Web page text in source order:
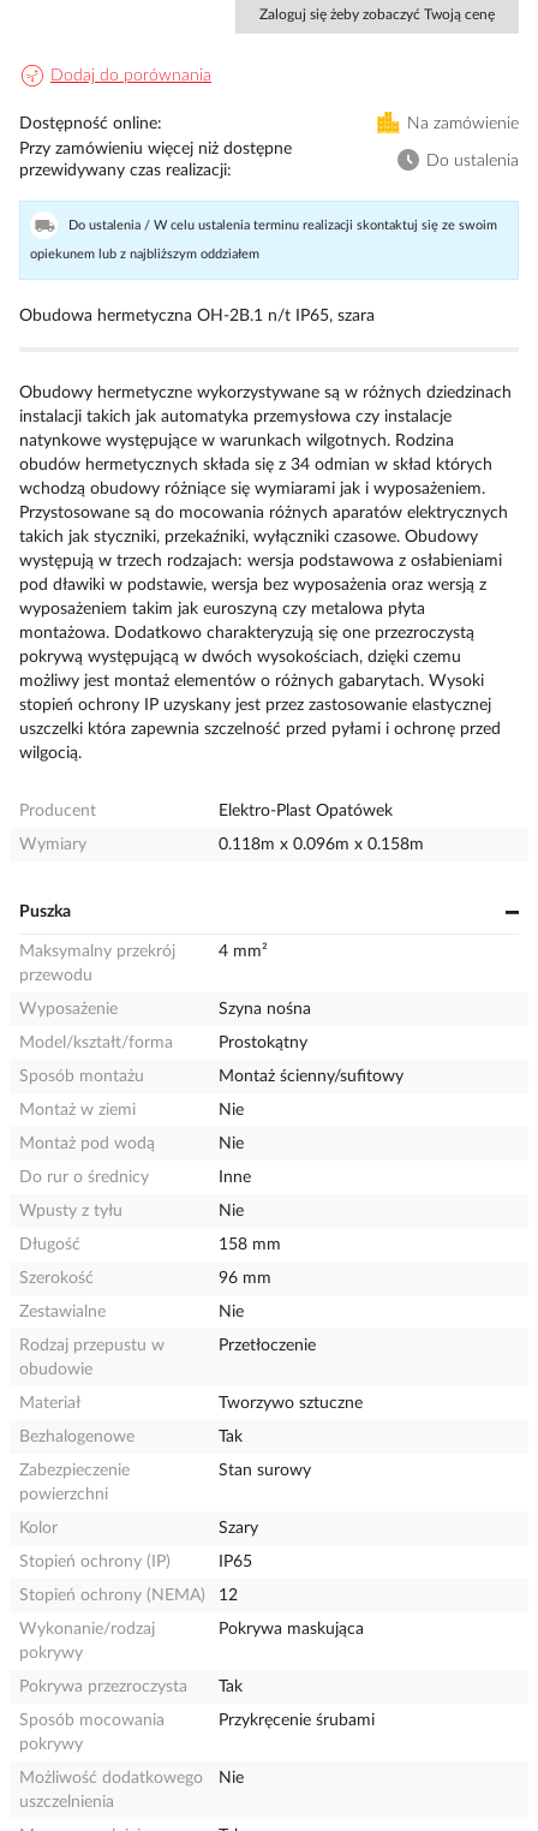
Zaloguj się żeby zobaczyć Twoją cenę
Dodaj do porównania
Dostępność online
Na zamówienie
Przy zamówieniu więcej niż dostępne
przewidywany czas realizacji
Do ustalenia
Do ustalenia / W celu ustalenia terminu realizacji skontaktuj się ze swoim
opiekunem lub z najbliższym oddziałem
Obudowa hermetyczna OH-2B.1 n/t IP65, szara
Obudowy hermetyczne wykorzystywane są w różnych dziedzinach
instalacji takich jak automatyka przemysłowa czy instalacje
natynkowe występujące w warunkach wilgotnych. Rodzina
obudów hermetycznych składa się z 34 odmian w skład których
wchodzą obudowy różniące się wymiarami jak i wyposażeniem.
Przystosowane są do mocowania różnych aparatów elektrycznych
takich jak styczniki, przekaźniki, wyłączniki czasowe. Obudowy
występują w trzech rodzajach: wersja podstawowa z osłabieniami
pod dławiki w podstawie, wersja bez wyposażenia oraz wersją z
wyposażeniem takim jak euroszyną czy metalowa płyta
montażowa. Dodatkowo charakteryzują się one przezroczystą
pokrywą występującą w dwóch wysokościach, dzięki czemu
możliwy jest montaż elementów o różnych gabarytach. Wysoki
stopień ochrony IP uzyskany jest przez zastosowanie elastycznej
uszczelki która zapewnia szczelność przed pyłami i ochronę przed
wilgocią.
Producent
Elektro-Plast Opatówek
Wymiary
0.118m x 0.096m x 0.158m
Puszka
Maksymalny przekrój
przewodu
4 mm²
Wyposażenie
Szyna nośna
Model/kształt/forma
Prostokątny
Sposób montażu
Montaż ścienny/sufitowy
Montaż w ziemi
Nie
Montaż pod wodą
Nie
Do rur o średnicy
Inne
Wpusty z tyłu
Nie
Długość
158 mm
Szerokość
96 mm
Zestawialne
Nie
Rodzaj przepustu w
obudowie
Przetłoczenie
Materiał
Tworzywo sztuczne
Bezhalogenowe
Tak
Zabezpieczenie
powierzchni
Stan surowy
Kolor
Szary
Stopień ochrony (IP)
IP65
Stopień ochrony (NEMA)
12
Wykonanie/rodzaj
pokrywy
Pokrywa maskująca
Pokrywa przezroczysta
Tak
Sposób mocowania
pokrywy
Przykręcenie śrubami
Możliwość dodatkowego
uszczelnienia
Nie